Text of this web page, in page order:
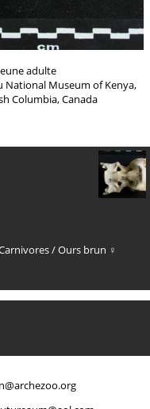
adulte
National Museum of Kenya,
Columbia, Canada
/Ours brun ♀